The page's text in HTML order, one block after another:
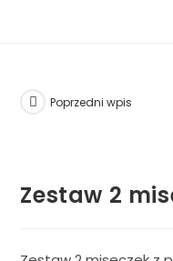
Poprzedni wpis
Zestaw 2